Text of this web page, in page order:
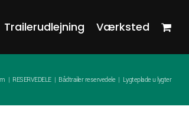
Trailerudlejning Værksted
RESERVEDELE Bådtrailer reservedele Lygteplade u lygter